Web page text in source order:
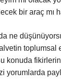
bir araç mı
ne
toplumsal
konuda
yorumlarda